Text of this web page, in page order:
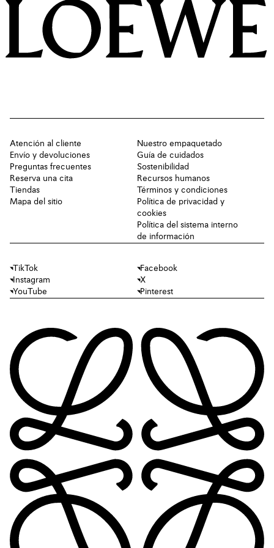
Atención al cliente
Envío y devoluciones
Preguntas frecuentes
Reserva una cita
Tiendas
Mapa del sitio
Nuestro empaquetado
Guía de cuidados
Sostenibilidad
Recursos humanos
Términos y condiciones
Política de privacidad y
cookies
Política del sistema interno
de información
TikTok
Facebook
Instagram
X
YouTube
Pinterest